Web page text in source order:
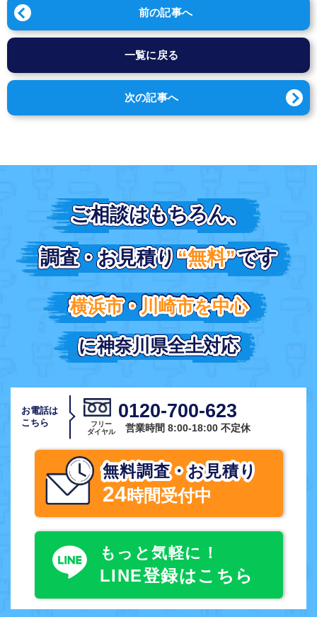
前の記事へ
一覧に戻る
次の記事へ
ご相談はもちろん、
調査・お見積り“無料”です
ご相談はもちろん、
調査・お見積り“無料”です
横浜市・川崎市を中心
に神奈川県全土対応
横浜市・川崎市を中心
に神奈川県全土対応
お電話は
こちら
0120-700-623
フリー
ダイヤル
営業時間 8:00-18:00 不定休
無料調査・お見積り
24時間受付中
もっと気軽に！
LINE登録はこちら